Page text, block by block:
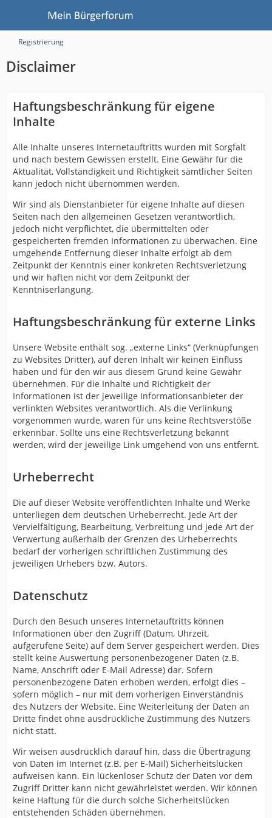
Registrierung
Disclaimer
Haftungsbeschränkung für eigene
Inhalte
Alle Inhalte unseres Internetauftritts wurden mit Sorgfalt
und nach bestem Gewissen erstellt. Eine Gewähr für die
Aktualität, Vollständigkeit und Richtigkeit sämtlicher Seiten
kann jedoch nicht übernommen werden.
Wir sind als Dienstanbieter für eigene Inhalte auf diesen
Seiten nach den allgemeinen Gesetzen verantwortlich,
jedoch nicht verpflichtet, die übermittelten oder
gespeicherten fremden Informationen zu überwachen. Eine
umgehende Entfernung dieser Inhalte erfolgt ab dem
Zeitpunkt der Kenntnis einer konkreten Rechtsverletzung
und wir haften nicht vor dem Zeitpunkt der
Kenntniserlangung.
Haftungsbeschränkung für externe Links
Unsere Website enthält sog. „externe Links“ (Verknüpfungen
zu Websites Dritter), auf deren Inhalt wir keinen Einfluss
haben und für den wir aus diesem Grund keine Gewähr
übernehmen. Für die Inhalte und Richtigkeit der
Informationen ist der jeweilige Informationsanbieter der
verlinkten Websites verantwortlich. Als die Verlinkung
vorgenommen wurde, waren für uns keine Rechtsverstöße
erkennbar. Sollte uns eine Rechtsverletzung bekannt
werden, wird der jeweilige Link umgehend von uns entfernt.
Urheberrecht
Die auf dieser Website veröffentlichten Inhalte und Werke
unterliegen dem deutschen Urheberrecht. Jede Art der
Vervielfältigung, Bearbeitung, Verbreitung und jede Art der
Verwertung außerhalb der Grenzen des Urheberrechts
bedarf der vorherigen schriftlichen Zustimmung des
jeweiligen Urhebers bzw. Autors.
Datenschutz
Durch den Besuch unseres Internetauftritts können
Informationen über den Zugriff (Datum, Uhrzeit,
aufgerufene Seite) auf dem Server gespeichert werden. Dies
stellt keine Auswertung personenbezogener Daten (z.B.
Name, Anschrift oder E-Mail Adresse) dar. Sofern
personenbezogene Daten erhoben werden, erfolgt dies –
sofern möglich – nur mit dem vorherigen Einverständnis
des Nutzers der Website. Eine Weiterleitung der Daten an
Dritte findet ohne ausdrückliche Zustimmung des Nutzers
nicht statt.
Wir weisen ausdrücklich darauf hin, dass die Übertragung
von Daten im Internet (z.B. per E-Mail) Sicherheitslücken
aufweisen kann. Ein lückenloser Schutz der Daten vor dem
Zugriff Dritter kann nicht gewährleistet werden. Wir können
keine Haftung für die durch solche Sicherheitslücken
entstehenden Schäden übernehmen.